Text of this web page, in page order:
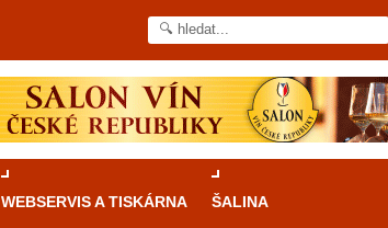
WEBSERVIS A TISKÁRNA ŠALINA